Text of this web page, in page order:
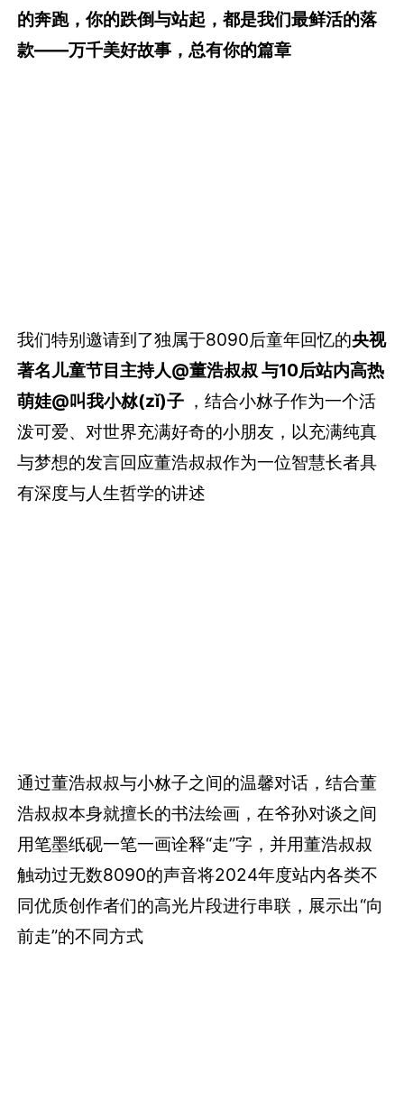
的奔跑，你的跌倒与站起，都是我们最鲜活的落
款——万千美好故事，总有你的篇章
我们特别邀请到了独属于8090后童年回忆的央视
著名儿童节目主持人@董浩叔叔 与10后站内高热
萌娃@叫我小沝(zǐ)子 ，结合小沝子作为一个活
泼可爱、对世界充满好奇的小朋友，以充满纯真
与梦想的发言回应董浩叔叔作为一位智慧长者具
有深度与人生哲学的讲述
通过董浩叔叔与小沝子之间的温馨对话，结合董
浩叔叔本身就擅长的书法绘画，在爷孙对谈之间
用笔墨纸砚一笔一画诠释“走”字，并用董浩叔叔
触动过无数8090的声音将2024年度站内各类不
同优质创作者们的高光片段进行串联，展示出“向
前走”的不同方式